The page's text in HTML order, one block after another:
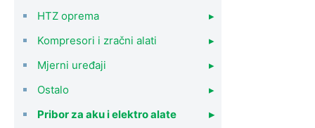
HTZ oprema
▸
Kompresori i zračni alati
▸
Mjerni uređaji
▸
Ostalo
▸
Pribor za aku i elektro alate
▸